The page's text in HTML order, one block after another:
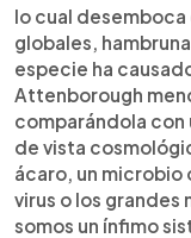
lo cual
globales,
especie ha
Attenborough
comparándola con
de vista
ácaro, un microbio
virus o los grandes
somos un ínfimo